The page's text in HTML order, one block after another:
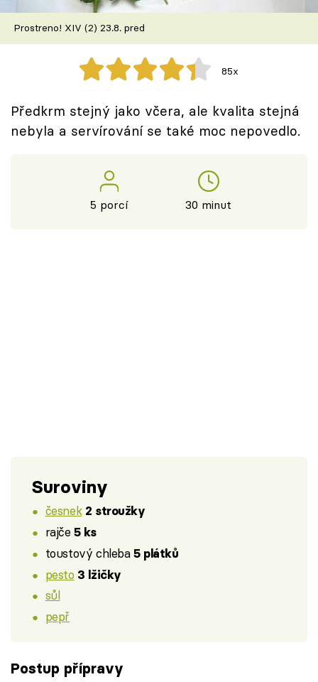
Škola vaření
Recepty z TV
Speciál: Cuketa
Těhotnej kuchař
Přihlášení
Prostreno! XIV (2) 23.8. pred
85x
Předkrm stejný jako včera, ale kvalita stejná
nebyla a servírování se také moc nepovedlo.
5 porcí 30 minut
Suroviny
česnek 2 stroužky
rajče5 ks
toustový chleba 5 plátků
pesto 3 lžičky
sůl
pepř
Postup přípravy